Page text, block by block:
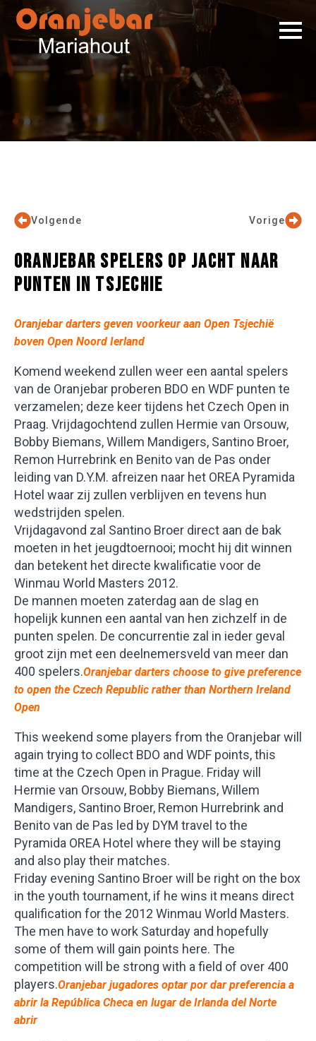
Vorige
Volgende
ORANJEBAR SPELERS OP JACHT NAAR
PUNTEN IN TSJECHIE
Oranjebar darters geven voorkeur aan Open Tsjechië
boven Open Noord Ierland
Komend weekend zullen weer een aantal spelers
van de Oranjebar proberen BDO en WDF punten te
verzamelen; deze keer tijdens het Czech Open in
Praag. Vrijdagochtend zullen Hermie van Orsouw,
Bobby Biemans, Willem Mandigers, Santino Broer,
Remon Hurrebrink en Benito van de Pas onder
leiding van D.Y.M. afreizen naar het OREA Pyramida
Hotel waar zij zullen verblijven en tevens hun
wedstrijden spelen.
Vrijdagavond zal Santino Broer direct aan de bak
moeten in het jeugdtoernooi; mocht hij dit winnen
dan betekent het directe kwalificatie voor de
Winmau World Masters 2012.
De mannen moeten zaterdag aan de slag en
hopelijk kunnen een aantal van hen zichzelf in de
punten spelen. De concurrentie zal in ieder geval
groot zijn met een deelnemersveld van meer dan
400 spelers.Oranjebar darters choose to give preference
to open the Czech Republic rather than Northern Ireland
Open
This weekend some players from the Oranjebar will
again trying to collect BDO and WDF points, this
time at the Czech Open in Prague. Friday will
Hermie van Orsouw, Bobby Biemans, Willem
Mandigers, Santino Broer, Remon Hurrebrink and
Benito van de Pas led by DYM travel to the
Pyramida OREA Hotel where they will be staying
and also play their matches.
Friday evening Santino Broer will be right on the box
in the youth tournament, if he wins it means direct
qualification for the 2012 Winmau World Masters.
The men have to work Saturday and hopefully
some of them will gain points here. The
competition will be strong with a field of over 400
players.Oranjebar jugadores optar por dar preferencia a
abrir la República Checa en lugar de Irlanda del Norte
abrir